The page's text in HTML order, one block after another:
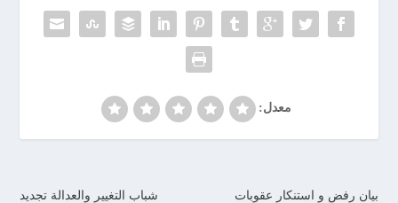
معدل:
شباب التغيير والعدالة تجديد
بيان رفض و استنكار عقوبات